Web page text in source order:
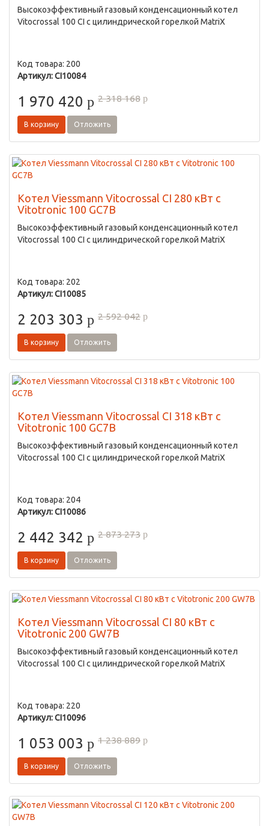
Высокоэффективный газовый конденсационный котел
Vitocrossal 100 CI с цилиндрической горелкой MatriX
Код товара: 200
Артикул: CI10084
1 970 420 p 2 318 168 p
В корзину Отложить
Котел Viessmann Vitocrossal CI 280 кВт с
Vitotronic 100 GC7B
Высокоэффективный газовый конденсационный котел
Vitocrossal 100 CI с цилиндрической горелкой MatriX
Код товара: 202
Артикул: CI10085
2 203 303 p 2 592 042 p
В корзину Отложить
Котел Viessmann Vitocrossal CI 318 кВт с
Vitotronic 100 GC7B
Высокоэффективный газовый конденсационный котел
Vitocrossal 100 CI с цилиндрической горелкой MatriX
Код товара: 204
Артикул: CI10086
2 442 342 p 2 873 273 p
В корзину Отложить
Котел Viessmann Vitocrossal CI 80 кВт с
Vitotronic 200 GW7B
Высокоэффективный газовый конденсационный котел
Vitocrossal 100 CI с цилиндрической горелкой MatriX
Код товара: 220
Артикул: CI10096
1 053 003 p 1 238 889 p
В корзину Отложить